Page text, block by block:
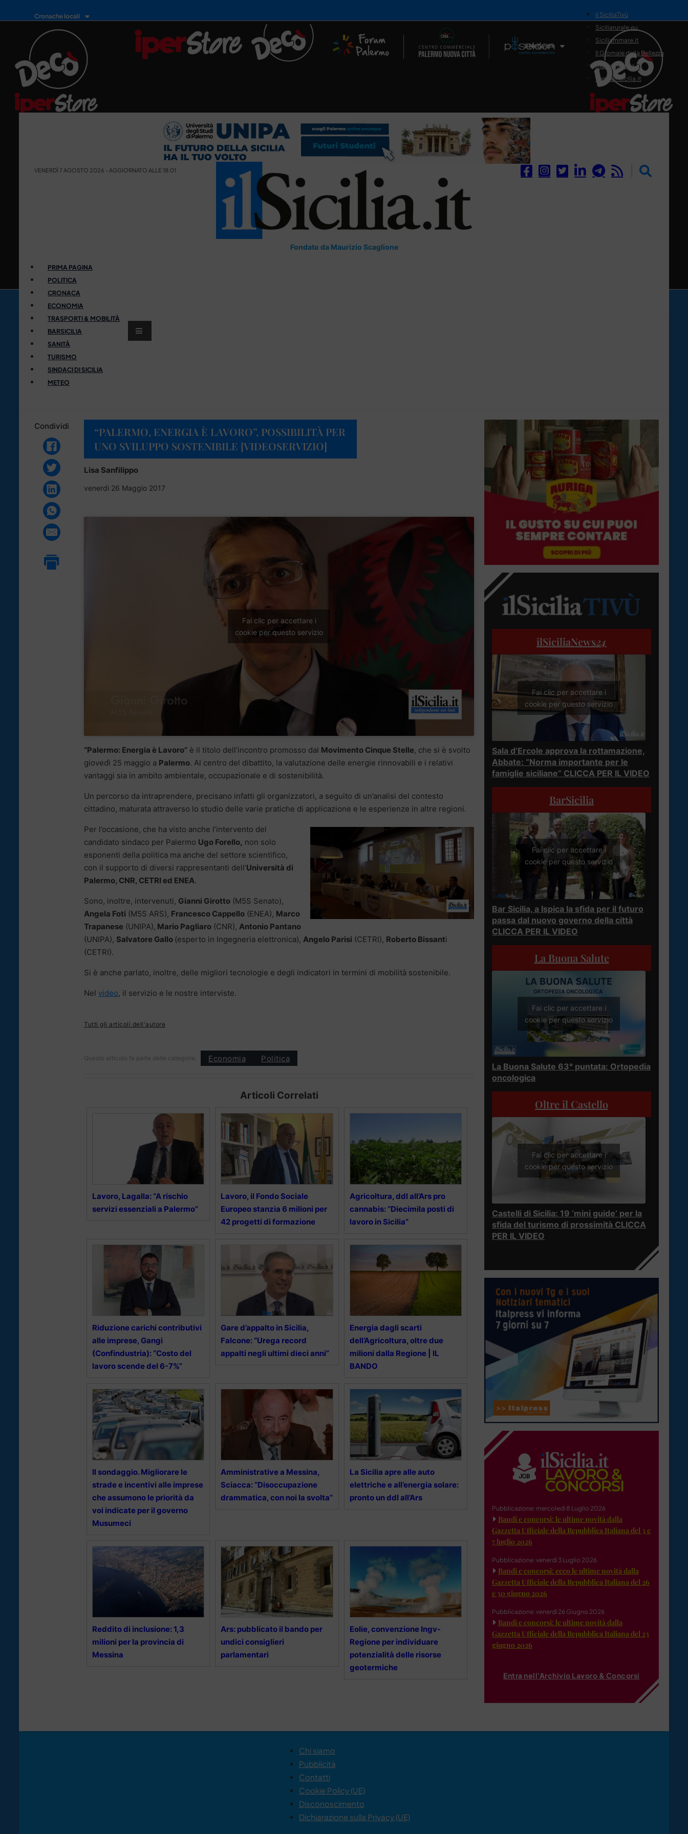
Cronache locali
Il Network
il SiciliaTivù
Siciliarurale.eu
Siciliammare.it
Il Giornale della Bellezza
Siciliamedica.it
Sanitainsicilia.it
VENERDÌ 7 AGOSTO 2026 - AGGIORNATO ALLE 18:01
Fondato da Maurizio Scaglione
PRIMA PAGINA
POLITICA
CRONACA
ECONOMIA
TRASPORTI & MOBILITÀ
BARSICILIA
SANITÀ
TURISMO
SINDACI DI SICILIA
METEO
Condividi
“PALERMO, ENERGIA È LAVORO”, POSSIBILITÀ PER
UNO SVILUPPO SOSTENIBILE [VIDEOSERVIZIO]
Lisa Sanfilippo
venerdì 26 Maggio 2017
Fai clic per accettare i
cookie per questo servizio
“Palermo: Energia è Lavoro” è il titolo dell’incontro promosso dal Movimento Cinque Stelle, che si è svolto
giovedì 25 maggio a Palermo. Al centro del dibattito, la valutazione delle energie rinnovabili e i relativi
vantaggi sia in ambito ambientale, occupazionale e di sostenibilità.
Un percorso da intraprendere, precisano infatti gli organizzatori, a seguito di un’analisi del contesto
cittadino, maturata attraverso lo studio delle varie pratiche di applicazione e le esperienze in altre regioni.
Per l’occasione, che ha visto anche l’intervento del
candidato sindaco per Palermo Ugo Forello, non solo
esponenti della politica ma anche del settore scientifico,
con il supporto di diversi rappresentanti dell’Università di
Palermo, CNR, CETRI ed ENEA.
Sono, inoltre, intervenuti, Gianni Girotto (M5S Senato),
Angela Foti (M5S ARS), Francesco Cappello (ENEA), Marco
Trapanese (UNIPA), Mario Pagliaro (CNR), Antonio Pantano
(UNIPA), Salvatore Gallo (esperto in Ingegneria elettronica), Angelo Parisi (CETRI), Roberto Bissanti
(CETRI).
Si è anche parlato, inoltre, delle migliori tecnologie e degli indicatori in termini di mobilità sostenibile.
Nel video, il servizio e le nostre interviste.
Tutti gli articoli dell'autore
Questo articolo fa parte delle categorie: Economia Politica
Articoli Correlati
Lavoro, Lagalla: “A rischio
servizi essenziali a Palermo”
Lavoro, il Fondo Sociale
Europeo stanzia 6 milioni per
42 progetti di formazione
Agricoltura, ddl all’Ars pro
cannabis: “Diecimila posti di
lavoro in Sicilia”
Riduzione carichi contributivi
alle imprese, Gangi
(Confindustria): “Costo del
lavoro scende del 6-7%”
Gare d’appalto in Sicilia,
Falcone: “Urega record
appalti negli ultimi dieci anni”
Energia dagli scarti
dell’Agricoltura, oltre due
milioni dalla Regione | IL
BANDO
Il sondaggio. Migliorare le
strade e incentivi alle imprese
che assumono le priorità da
voi indicate per il governo
Musumeci
Amministrative a Messina,
Sciacca: “Disoccupazione
drammatica, con noi la svolta”
La Sicilia apre alle auto
elettriche e all’energia solare:
pronto un ddl all’Ars
Reddito di inclusione: 1,3
milioni per la provincia di
Messina
Ars: pubblicato il bando per
undici consiglieri
parlamentari
Eolie, convenzione Ingv-
Regione per individuare
potenzialità delle risorse
geotermiche
ilSiciliaNews24
Fai clic per accettare i
cookie per questo servizio
Sala d’Ercole approva la rottamazione,
Abbate: “Norma importante per le
famiglie siciliane” CLICCA PER IL VIDEO
BarSicilia
Fai clic per accettare i
cookie per questo servizio
Bar Sicilia, a Ispica la sfida per il futuro
passa dal nuovo governo della città
CLICCA PER IL VIDEO
La Buona Salute
Fai clic per accettare i
cookie per questo servizio
La Buona Salute 63° puntata: Ortopedia
oncologica
Oltre il Castello
Fai clic per accettare i
cookie per questo servizio
Castelli di Sicilia: 19 ‘mini guide’ per la
sfida del turismo di prossimità CLICCA
PER IL VIDEO
Pubblicazione: mercoledì 8 Luglio 2026
Bandi e concorsi: le ultime novità dalla
Gazzetta Ufficiale della Repubblica Italiana del 3 e
7 luglio 2026
Pubblicazione: venerdì 3 Luglio 2026
Bandi e concorsi: ecco le ultime novità dalla
Gazzetta Ufficiale della Repubblica Italiana del 26
e 30 giugno 2026
Pubblicazione: venerdì 26 Giugno 2026
Bandi e concorsi: le ultime novità dalla
Gazzetta Ufficiale della Repubblica Italiana del 23
giugno 2026
Entra nell'Archivio Lavoro & Concorsi
Chi siamo
Pubblicità
Contatti
Cookie Policy (UE)
Disconoscimento
Dichiarazione sulla Privacy (UE)